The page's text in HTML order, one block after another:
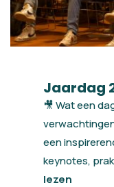
Jaardag
🎥 Wat een
een
keynotes,
lezen